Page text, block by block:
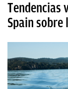
Tendencias
Spain sobre